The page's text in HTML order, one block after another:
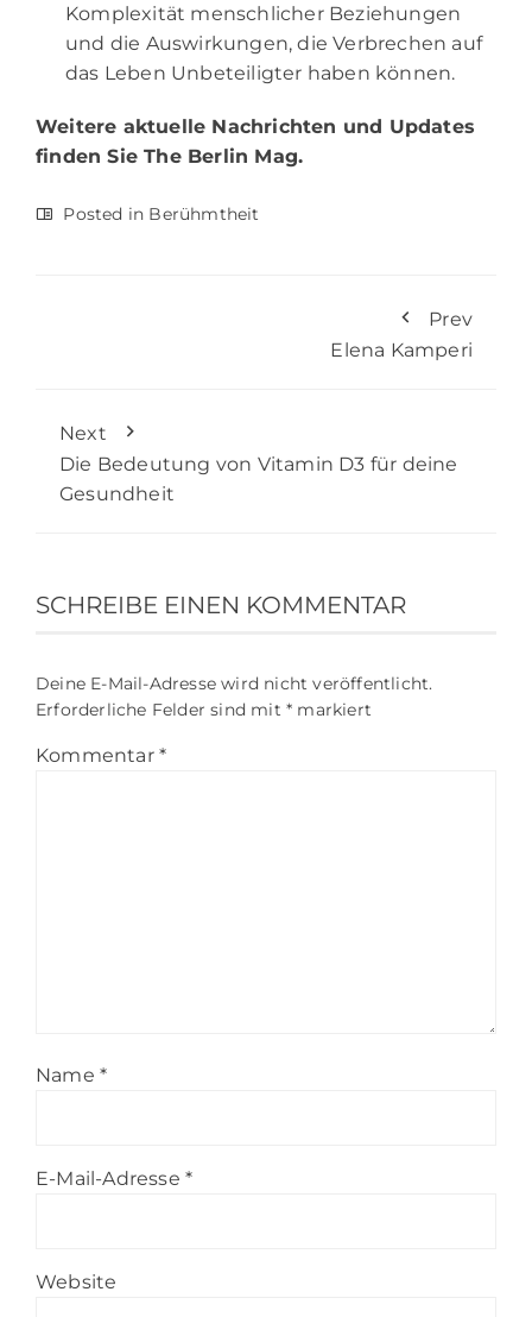
Komplexität menschlicher Beziehungen
und die Auswirkungen, die Verbrechen auf
das Leben Unbeteiligter haben können.
Weitere aktuelle Nachrichten und Updates
finden SieThe Berlin Mag.
Posted in Berühmtheit
Prev
Elena Kamperi
Next
Die Bedeutung von Vitamin D3 für deine
Gesundheit
SCHREIBE EINEN KOMMENTAR
Deine E-Mail-Adresse wird nicht veröffentlicht.
Erforderliche Felder sind mit * markiert
Kommentar *
Name *
E-Mail-Adresse *
Website